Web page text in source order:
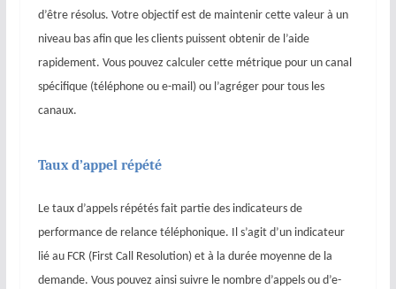
d’être résolus. Votre objectif est de maintenir cette valeur à un
niveau bas afin que les clients puissent obtenir de l’aide
rapidement. Vous pouvez calculer cette métrique pour un canal
spécifique (téléphone ou e-mail) ou l’agréger pour tous les
canaux.
Taux d’appel répété
Le taux d’appels répétés fait partie des indicateurs de
performance de relance téléphonique. Il s’agit d’un indicateur
lié au FCR (First Call Resolution) et à la durée moyenne de la
demande. Vous pouvez ainsi suivre le nombre d’appels ou d’e-